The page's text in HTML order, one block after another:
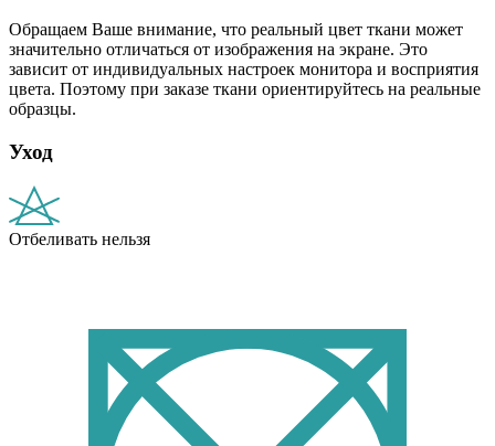
Обращаем Ваше внимание, что реальный цвет ткани может
значительно отличаться от изображения на экране. Это
зависит от индивидуальных настроек монитора и восприятия
цвета. Поэтому при заказе ткани ориентируйтесь на реальные
образцы.
Уход
Отбеливать нельзя